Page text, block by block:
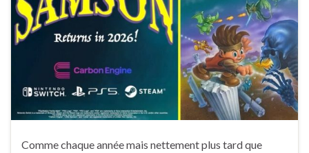
Comme chaque année mais nettement plus tard que